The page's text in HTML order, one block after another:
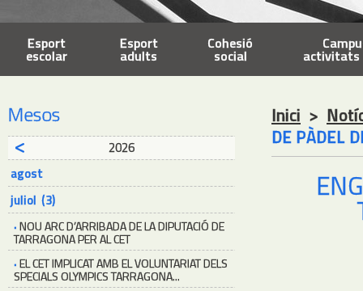
Esport
escolar
Esport
adults
Cohesió
social activitats
Mesos
2026
agost
juliol (3)
·NOU ARC D’ARRIBADA DE LA DIPUTACIÓ DE
TARRAGONA PER AL CET
·EL CET IMPLICAT AMB EL VOLUNTARIAT DELS
SPECIALS OLYMPICS TARRAGONA...
Inici >
DE PÀDEL